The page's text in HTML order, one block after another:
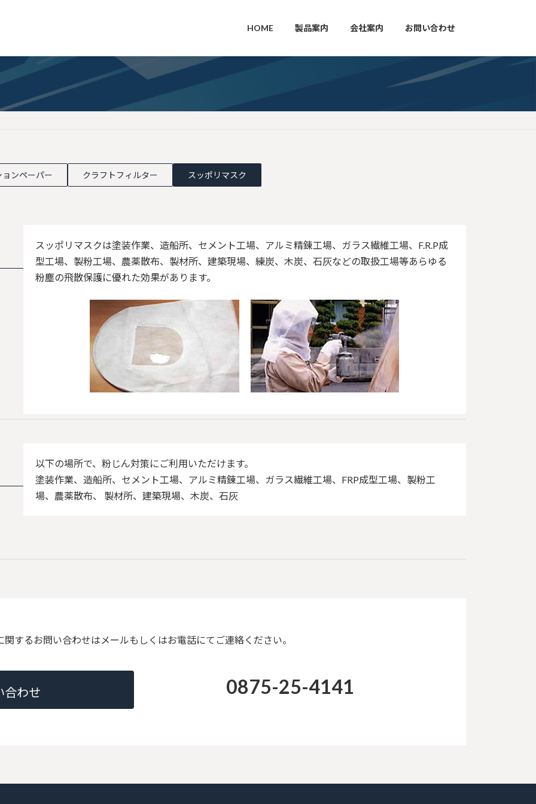
HOME 製品案内 会社案内 お問い合わせ
ョンペーパー クラフトフィルター スッポリマスク
スッポリマスクは塗装作業、造船所、セメント工場、アルミ精錬工場、ガラス繊維工場、F.R.P成
型工場、製粉工場、農薬散布、製材所、建築現場、練炭、木炭、石灰などの取扱工場等あらゆる
粉塵の飛散保護に優れた効果があります。
以下の場所で、粉じん対策にご利用いただけます。
塗装作業、造船所、セメント工場、アルミ精錬工場、ガラス繊維工場、FRP成型工場、製粉工
場、農薬散布、 製材所、建築現場、木炭、石灰
関するお問い合わせはメールもしくはお電話にてご連絡ください。
合わせ 0875-25-4141